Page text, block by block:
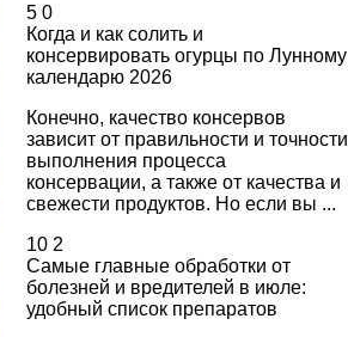
5 0
Когда и как солить и
консервировать огурцы по Лунному
календарю 2026
Конечно, качество консервов
зависит от правильности и точности
выполнения процесса
консервации, а также от качества и
свежести продуктов. Но если вы ...
10 2
Самые главные обработки от
болезней и вредителей в июле:
удобный список препаратов